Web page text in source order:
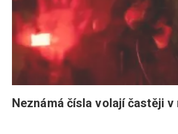
Neznámá čísla volají častěji